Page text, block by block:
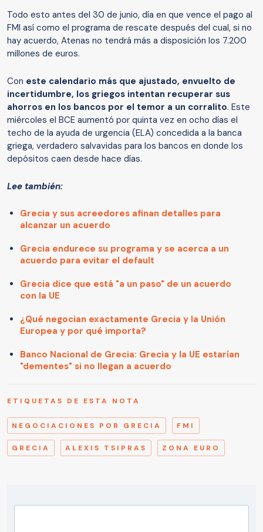
Todo esto antes del 30 de junio, día en que vence el pago al
FMI así como el programa de rescate después del cual, si no
hay acuerdo, Atenas no tendrá más a disposición los 7.200
millones de euros.
Con este calendario más que ajustado, envuelto de
incertidumbre, los griegos intentan recuperar sus
ahorros en los bancos por el temor a un corralito. Este
miércoles el BCE aumentó por quinta vez en ocho días el
techo de la ayuda de urgencia (ELA) concedida a la banca
griega, verdadero salvavidas para los bancos en donde los
depósitos caen desde hace días.
Lee también:
Grecia y sus acreedores afinan detalles para
alcanzar un acuerdo
Grecia endurece su programa y se acerca a un
acuerdo para evitar el default
Grecia dice que está "a un paso" de un acuerdo
con la UE
¿Qué negocian exactamente Grecia y la Unión
Europea y por qué importa?
Banco Nacional de Grecia: Grecia y la UE estarían
"dementes" si no llegan a acuerdo
ETIQUETAS DE ESTA NOTA
NEGOCIACIONES POR GRECIA FMI
GRECIA ALEXIS TSIPRAS ZONA EURO